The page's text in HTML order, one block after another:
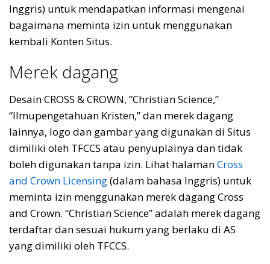
Inggris) untuk mendapatkan informasi mengenai
bagaimana meminta izin untuk menggunakan
kembali Konten Situs.
Merek dagang
Desain CROSS & CROWN, “Christian Science,”
“Ilmupengetahuan Kristen,” dan merek dagang
lainnya, logo dan gambar yang digunakan di Situs
dimiliki oleh TFCCS atau penyuplainya dan tidak
boleh digunakan tanpa izin. Lihat halamanCross
and Crown Licensing(dalam bahasa Inggris) untuk
meminta izin menggunakan merek dagang Cross
and Crown. “Christian Science” adalah merek dagang
terdaftar dan sesuai hukum yang berlaku di AS
yang dimiliki oleh TFCCS.